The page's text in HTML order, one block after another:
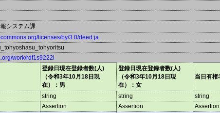
システム課
licenses/by/3.0/deed.ja
work/rdf1s9222i
登録日現在登録者数(人)
（令和3年10月18日現
在）：男
登録日現在登録者数(人)
（令和3年10月18日現
在）：女
当日有権
string string string
Assertion Assertion Assertion